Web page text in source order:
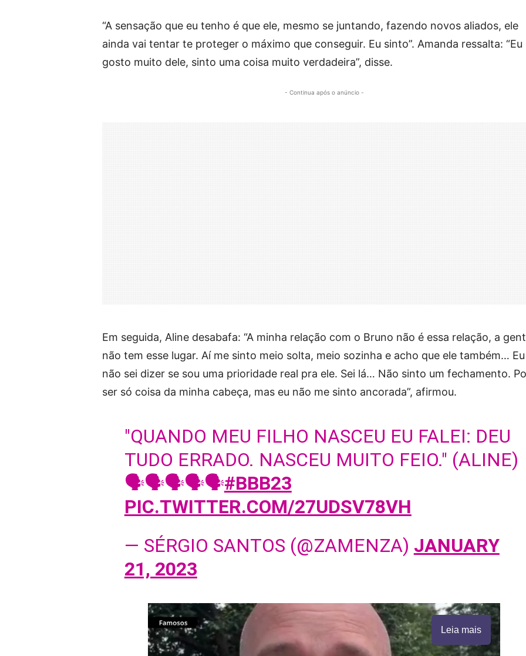
“A sensação que eu tenho é que ele, mesmo se juntando, fazendo novos aliados, ele
ainda vai tentar te proteger o máximo que conseguir. Eu sinto”. Amanda ressalta: “Eu
gosto muito dele, sinto uma coisa muito verdadeira”, disse.
- Continua após o anúncio -
Em seguida, Aline desabafa: “A minha relação com o Bruno não é essa relação, a
não tem esse lugar. Aí me sinto meio solta, meio sozinha e acho que ele também… Eu
não sei dizer se sou uma prioridade real pra ele. Sei lá… Não sinto um fechamento.
ser só coisa da minha cabeça, mas eu não me sinto ancorada”, afirmou.
"QUANDO MEU FILHO NASCEU EU FALEI: DEU
TUDO ERRADO. NASCEU MUITO FEIO." (ALINE)
🗣️🗣️🗣️🗣️🗣️#BBB23
PIC.TWITTER.COM/27UDSV78VH
— SÉRGIO SANTOS (@ZAMENZA) JANUARY
21, 2023
Leia mais